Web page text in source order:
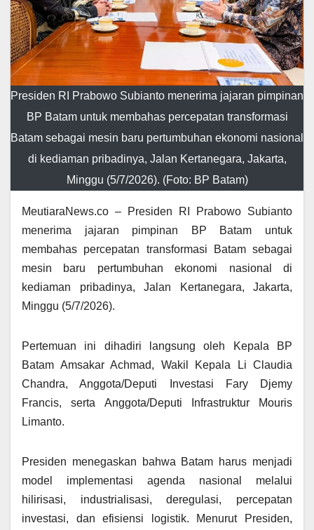
Presiden RI Prabowo Subianto menerima jajaran pimpinan
BP Batam untuk membahas percepatan transformasi
Batam sebagai mesin baru pertumbuhan ekonomi nasional
di kediaman pribadinya, Jalan Kertanegara, Jakarta,
Minggu (5/7/2026). (Foto: BP Batam)
MeutiaraNews.co – Presiden RI Prabowo Subianto
menerima jajaran pimpinan BP Batam untuk
membahas percepatan transformasi Batam sebagai
mesin baru pertumbuhan ekonomi nasional di
kediaman pribadinya, Jalan Kertanegara, Jakarta,
Minggu (5/7/2026).
Pertemuan ini dihadiri langsung oleh Kepala BP
Batam Amsakar Achmad, Wakil Kepala Li Claudia
Chandra, Anggota/Deputi Investasi Fary Djemy
Francis, serta Anggota/Deputi Infrastruktur Mouris
Limanto.
Presiden menegaskan bahwa Batam harus menjadi
model implementasi agenda nasional melalui
hilirisasi, industrialisasi, deregulasi, percepatan
investasi, dan efisiensi logistik. Menurut Presiden,